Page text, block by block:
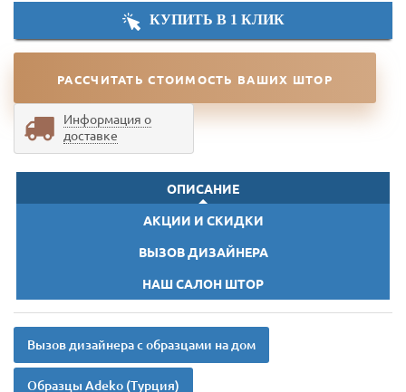
КУПИТЬ В 1 КЛИК
РАССЧИТАТЬ СТОИМОСТЬ ВАШИХ ШТОР
Информация о
доставке
ОПИСАНИЕ
АКЦИИ И СКИДКИ
ВЫЗОВ ДИЗАЙНЕРА
НАШ САЛОН ШТОР
Вызов дизайнера с образцами на дом
Образцы Adeko (Турция)